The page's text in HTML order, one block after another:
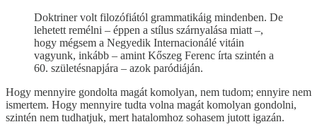
Doktriner volt filozófiától grammatikáig mindenben. De
lehetett remélni – éppen a stílus szárnyalása miatt –,
hogy mégsem a Negyedik Internacionálé vitáin
vagyunk, inkább – amint Kőszeg Ferenc írta szintén a
60. születésnapjára – azok paródiáján.
Hogy mennyire gondolta magát komolyan, nem tudom; ennyire nem
ismertem. Hogy mennyire tudta volna magát komolyan gondolni,
szintén nem tudhatjuk, mert hatalomhoz sohasem jutott igazán.